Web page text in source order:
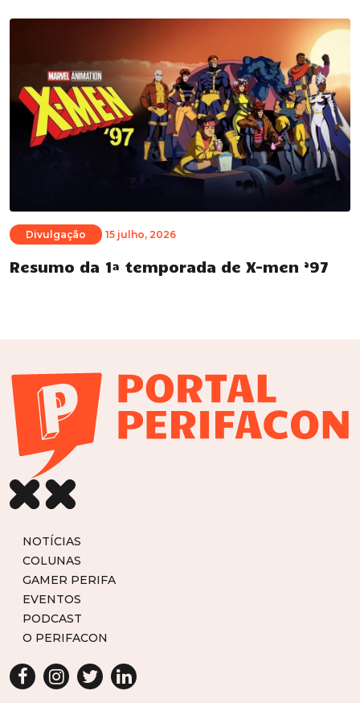
Divulgação 15 julho, 2026
Resumo da 1ª temporada de X-men ’97
NOTÍCIAS
COLUNAS
GAMER PERIFA
EVENTOS
PODCAST
O PERIFACON